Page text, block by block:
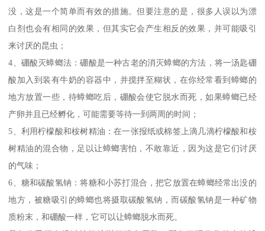
没，这是一个简单而有效的措施。但要注意的是，很多人误以为漂
白剂也会有相同的效果，但其实它会产生相反的效果，并可能吸引
来讨厌的昆虫；
4、硼酸灭蟑螂法：硼酸是一种古老的消灭蟑螂的方法，将一汤匙硼
酸加入到装有牛奶的容器中，并搅拌至糊状，在你经常看到蟑螂的
地方放置一些，待蟑螂吃后，硼酸会使它脱水而死，如果蟑螂已经
产卵并且已经孵化，可能需要等待一到两周的时间；
5、利用柠檬酸和桉树精油：在一张报纸或棉签上滴几滴柠檬酸和桉
树精油的混合物，足以让蟑螂害怕，不敢靠近，因为这是它们讨厌
的气味；
6、糖和碳酸氢钠：将糖和小苏打混合，把它放置在蟑螂经常出没的
地方，被糖吸引的蟑螂也将摄取碳酸氢钠，而碳酸氢钠是一种矿物
质粉末，和硼酸一样，它可以让蟑螂脱水而死。